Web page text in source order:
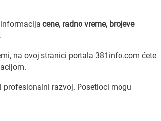
cene, radno vreme, brojeve
.
na ovoj stranici portala 381info.com ćete
razvoj. Posetioci mogu